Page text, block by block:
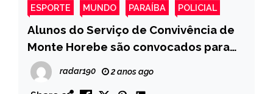
ESPORTE MUNDO PARAÍBA POLICIAL
Alunos do Serviço de Convivência de
Monte Horebe são convocados para
representar o Brasil no Campeonato
Mundial de Karatê na Itália.
radar190 2 anos ago